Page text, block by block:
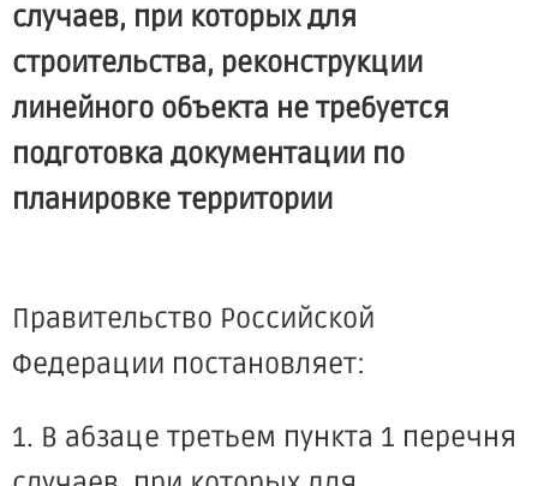
случаев, при которых для
строительства, реконструкции
линейного объекта не требуется
подготовка документации по
планировке территории
Правительство Российской
Федерации постановляет:
1. В абзаце третьем пункта 1 перечня